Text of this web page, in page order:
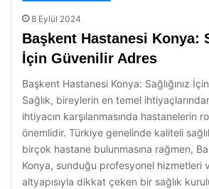
8 Eylül 2024
Başkent Hastanesi Konya:
İçin Güvenilir Adres
Başkent Hastanesi Konya: Sağlığınız
Sağlık, bireylerin en temel
ihtiyacın karşılanmasında hastanelerin
önemlidir. Türkiye genelinde kaliteli
birçok hastane bulunmasına rağmen,
Konya, sunduğu profesyonel hizmetleri
altyapısıyla dikkat çeken bir sağlık